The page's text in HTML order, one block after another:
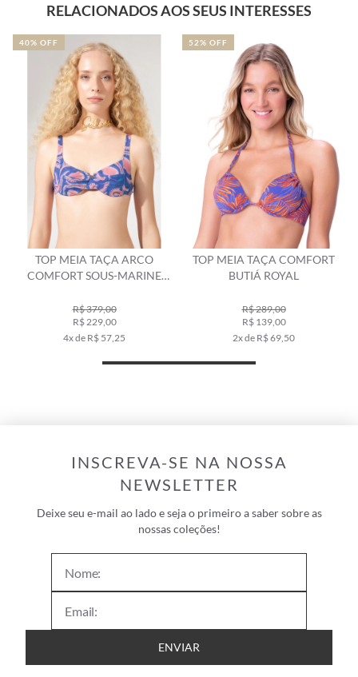
RELACIONADOS AOS SEUS INTERESSES
TOP MEIA TAÇA ARCO
COMFORT SOUS-MARINE
R$ 379,00
R$ 229,00
4x de R$ 57,25
40% OFF
TOP MEIA TAÇA COMFORT
BUTIÁ ROYAL
R$ 289,00
R$ 139,00
2x de R$ 69,50
52% OFF
INSCREVA-SE NA NOSSA
NEWSLETTER
Deixe seu e-mail ao lado e seja o primeiro a saber sobre as
nossas coleções!
ENVIAR